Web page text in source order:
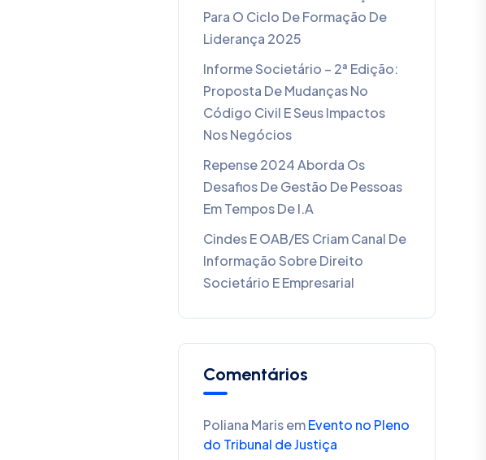
Para O Ciclo De Formação De
Liderança 2025
Informe Societário – 2ª Edição:
Proposta De Mudanças No
Código Civil E Seus Impactos
Nos Negócios
Repense 2024 Aborda Os
Desafios De Gestão De Pessoas
Em Tempos De I.A
Cindes E OAB/ES Criam Canal De
Informação Sobre Direito
Societário E Empresarial
Comentários
Poliana MarisemEvento no Pleno
do Tribunal de Justiça